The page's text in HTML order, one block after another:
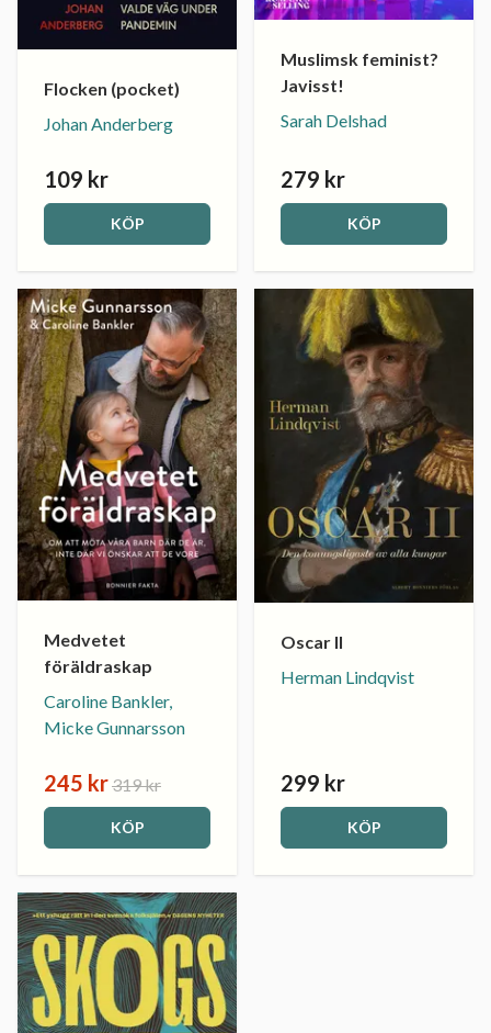
Flocken (pocket)
Johan Anderberg
109 kr
KÖP
Muslimsk feminist?
Javisst!
Sarah Delshad
279 kr
KÖP
Medvetet
föräldraskap
Caroline Bankler,
Micke Gunnarsson
245 kr319 kr
KÖP
Oscar II
Herman Lindqvist
299 kr
KÖP